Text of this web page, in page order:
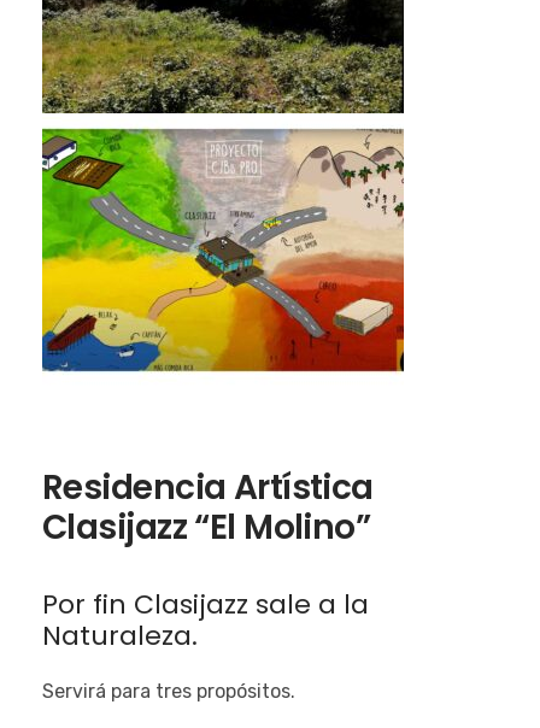
Residencia Artística
Clasijazz “El Molino”
Por fin Clasijazz sale a la
Naturaleza.
Servirá para tres propósitos.